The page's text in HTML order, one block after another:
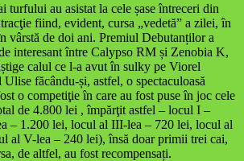
turfului au asistat la cele șase întreceri din
fiind, evident, cursa „vedetă” a zilei, în
vârstă de doi ani. Premiul Debutanților a
interesant între Calypso RM și Zenobia K,
calul ce l-a avut în sulky pe Viorel
făcându-și, astfel, o spectaculoasă
o competiţie în care au fost puse în joc cele
de 4.800 lei , împărţit astfel – locul I –
– 1.200 lei, locul al III-lea – 720 lei, locul al
al V-lea – 240 lei), însă doar primii trei cai,
de altfel, au fost recompensați.